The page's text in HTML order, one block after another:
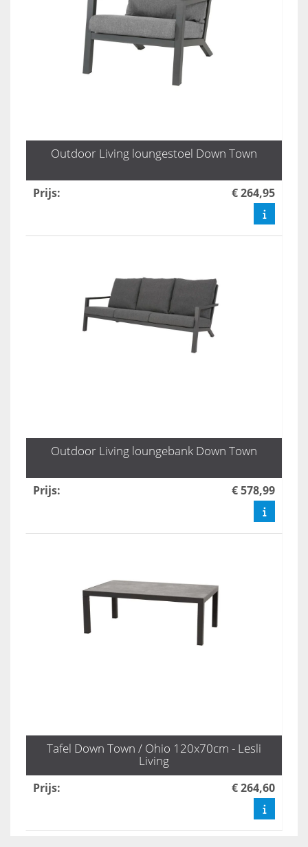
Outdoor Living loungestoel Down Town
Prijs: € 264,95
Outdoor Living loungebank Down Town
Prijs: € 578,99
Tafel Down Town / Ohio 120x70cm - Lesli
Living
Prijs: € 264,60